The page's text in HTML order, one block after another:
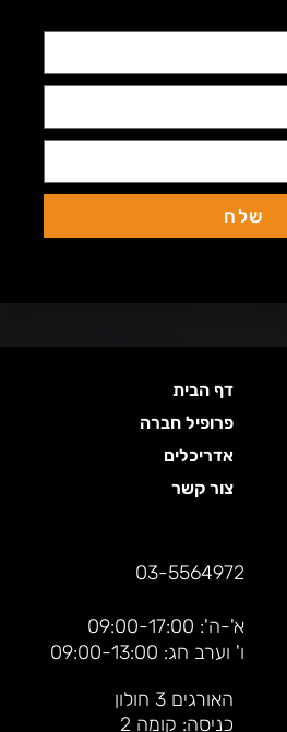
שלח
דף הבית
פרופיל חברה
אדריכלים
צור קשר
03-5564972
א'-ה': 09:00-17:00
ו' וערב חג: 09:00-13:00
האורגים 3 חולון
כניסה: קומה 2